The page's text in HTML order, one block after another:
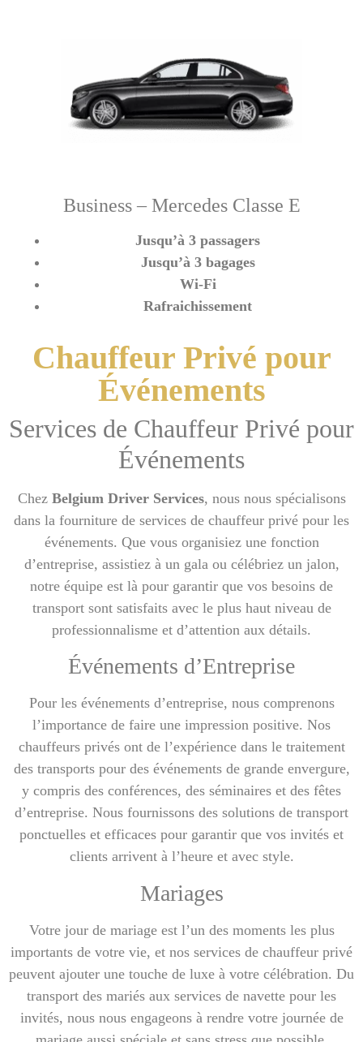
Business – Mercedes Classe E
Jusqu’à 3 passagers
Jusqu’à 3 bagages
Wi-Fi
Rafraichissement
Chauffeur Privé pour
Événements
Services de Chauffeur Privé pour
Événements
Chez Belgium Driver Services, nous nous spécialisons
dans la fourniture de services de chauffeur privé pour les
événements. Que vous organisiez une fonction
d’entreprise, assistiez à un gala ou célébriez un jalon,
notre équipe est là pour garantir que vos besoins de
transport sont satisfaits avec le plus haut niveau de
professionnalisme et d’attention aux détails.
Événements d’Entreprise
Pour les événements d’entreprise, nous comprenons
l’importance de faire une impression positive. Nos
chauffeurs privés ont de l’expérience dans le traitement
des transports pour des événements de grande envergure,
y compris des conférences, des séminaires et des fêtes
d’entreprise. Nous fournissons des solutions de transport
ponctuelles et efficaces pour garantir que vos invités et
clients arrivent à l’heure et avec style.
Mariages
Votre jour de mariage est l’un des moments les plus
importants de votre vie, et nos services de chauffeur privé
peuvent ajouter une touche de luxe à votre célébration. Du
transport des mariés aux services de navette pour les
invités, nous nous engageons à rendre votre journée de